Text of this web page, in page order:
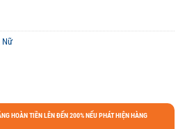
Nữ
HOÀN TIỀN LÊN ĐẾN 200% NẾU PHÁT HIỆN HÀNG